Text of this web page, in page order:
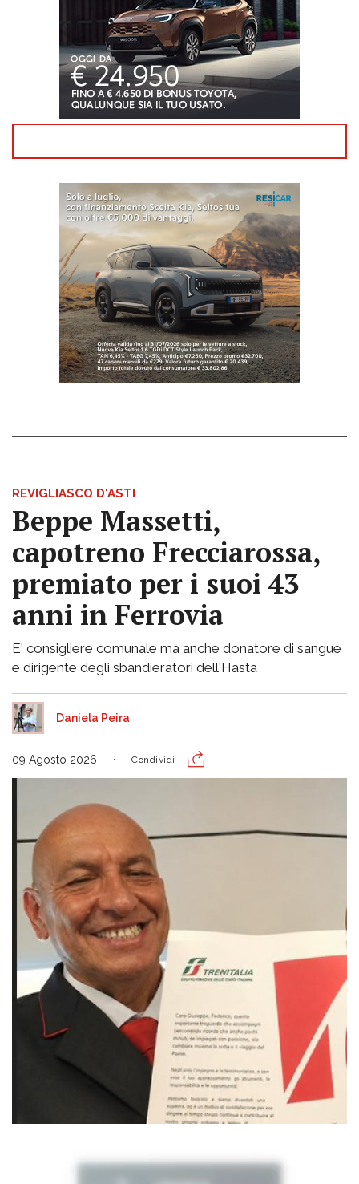
REVIGLIASCO D'ASTI
Beppe Massetti,
capotreno Frecciarossa,
premiato per i suoi 43
anni in Ferrovia
E' consigliere comunale ma anche donatore di sangue
e dirigente degli sbandieratori dell'Hasta
Daniela Peira
09 Agosto 2026 Condividi